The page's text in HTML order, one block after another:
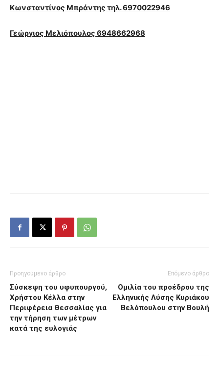
Κωνσταντίνος Μπράντης τηλ. 6970022946
Γεώργιος Μελιόπουλος 6948662968
Προηγούμενο άρθρο
Σύσκεψη του υφυπουργού,
Χρήστου Κέλλα στην
Περιφέρεια Θεσσαλίας για
την τήρηση των μέτρων
κατά της ευλογιάς
Επόμενο άρθρο
Ομιλία του προέδρου της
Ελληνικής Λύσης Κυριάκου
Βελόπουλου στην Βουλή